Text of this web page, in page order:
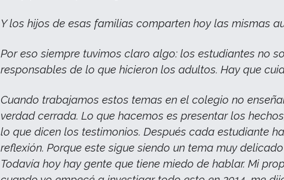
Y los hijos de esas familias comparten hoy las mismas
Por eso siempre tuvimos claro algo: los estudiantes no
responsables de lo que hicieron los adultos. Hay que
Cuando trabajamos estos temas en el colegio no
verdad cerrada. Lo que hacemos es presentar los
lo que dicen los testimonios. Después cada estudiante
reflexión. Porque este sigue siendo un tema muy
Todavía hoy hay gente que tiene miedo de hablar. Mi